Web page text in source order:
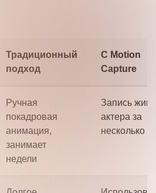
Традиционный
подход
С Motion
Capture
Ручная
покадровая
анимация,
занимает
недели
Запись
актера за
несколько